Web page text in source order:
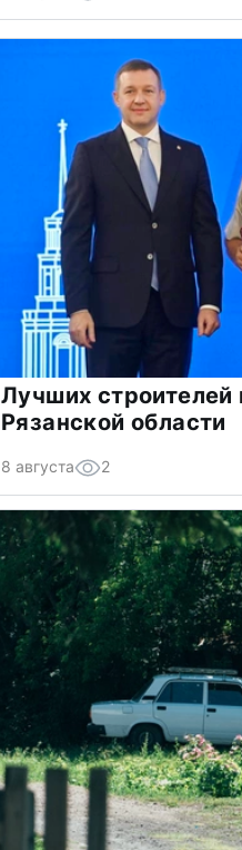
Лучших строителей
Рязанской области
8 августа 2